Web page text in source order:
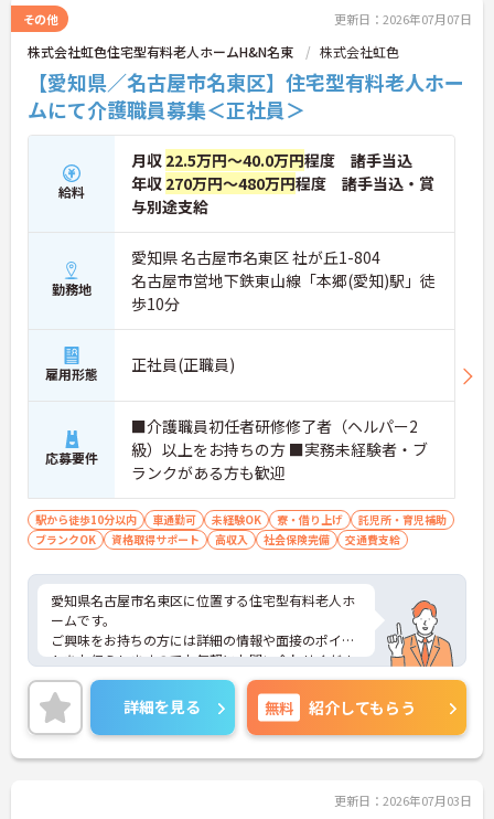
その他 更新日：2026年07月07日
株式会社虹色住宅型有料老人ホームH&N名東 株式会社虹色
【愛知県／名古屋市名東区】住宅型有料老人ホー
ムにて介護職員募集＜正社員＞
給料
月収 22.5万円～40.0万円程度 諸手当込
年収 270万円～480万円程度 諸手当込・賞
与別途支給
勤務地
愛知県 名古屋市名東区 社が丘1-804
名古屋市営地下鉄東山線「本郷(愛知)駅」徒
歩10分
雇用形態 正社員(正職員)
応募要件
■介護職員初任者研修修了者（ヘルパー2
級）以上をお持ちの方 ■実務未経験者・ブ
ランクがある方も歓迎
駅から徒歩10分以内 車通勤可 未経験OK 寮・借り上げ
託児所・育児補助
ブランクOK
資格取得サポート 高収入 社会保険完備 交通費支給
愛知県名古屋市名東区に位置する住宅型有料老人ホ
ームです。
ご興味をお持ちの方には詳細の情報や面接のポイン
トをお伝えしますのでお気軽にお問い合わせくださ
いませ。
詳細を見る 無料 紹介してもらう
更新日：2026年07月03日